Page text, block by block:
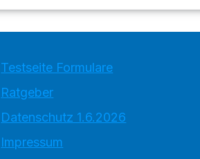
Testseite Formulare
Ratgeber
Datenschutz 1.6.2026
Impressum